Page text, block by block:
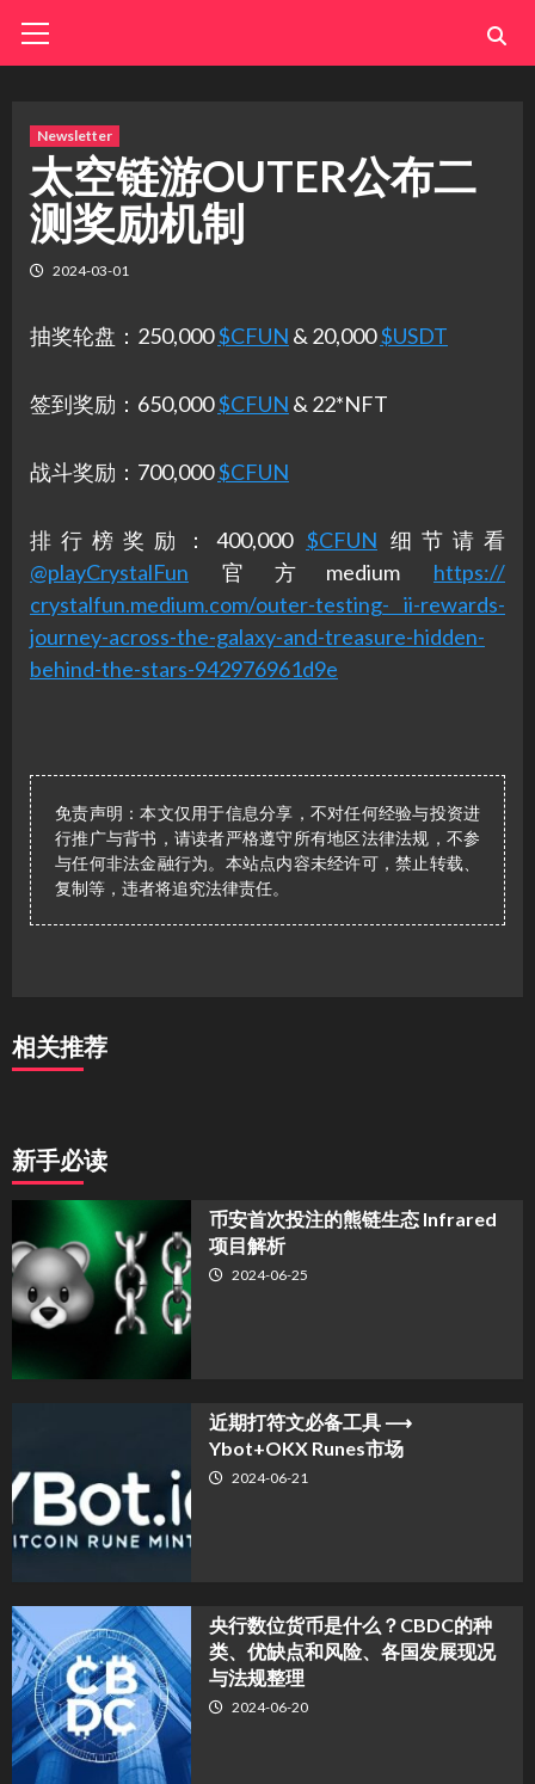
Menu
Newsletter
太空链游OUTER公布二
测奖励机制
2024-03-01
抽奖轮盘：250,000$CFUN & 20,000$USDT
签到奖励：650,000$CFUN & 22*NFT
战斗奖励：700,000$CFUN
排行榜奖励：400,000 $CFUN 细节请看
@playCrystalFun 官方medium https://
crystalfun.medium.com/outer-testing- ii-rewards-
journey-across-the-galaxy-and-treasure-hidden-
behind-the-stars-942976961d9e
免责声明：本文仅用于信息分享，不对任何经验与投资进
行推广与背书，请读者严格遵守所有地区法律法规，不参
与任何非法金融行为。本站点内容未经许可，禁止转载、
复制等，违者将追究法律责任。
相关推荐
新手必读
币安首次投注的熊链生态 Infrared
项目解析
2024-06-25
近期打符文必备工具 ⟶
Ybot+OKX Runes市场
2024-06-21
央行数位货币是什么？CBDC的种
类、优缺点和风险、各国发展现况
与法规整理
2024-06-20